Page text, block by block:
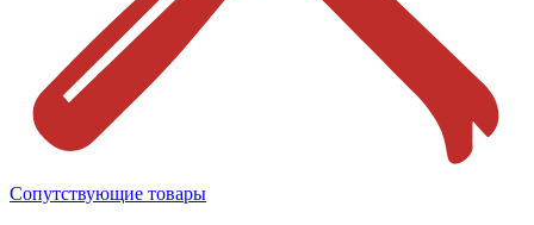
Сопутствующие товары